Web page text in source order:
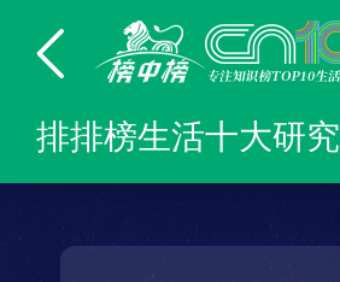
排排榜生活十大研究